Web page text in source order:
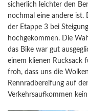
sicherlich leichter den
nochmal eine andere ist.
der Etappe 3 bei
hochgekommen. Die
das Bike war gut
einem klienen Rucksack
froh, dass uns die
Rennradbereifung auf
Verkehrsaufkommen